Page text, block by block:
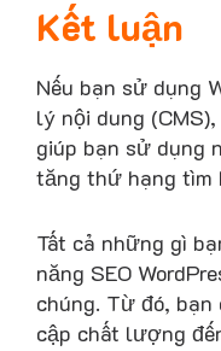
Kết luận
Nếu bạn sử dụng
lý nội dung
giúp bạn sử dụng
tăng thứ hạng tìm
Tất cả những gì
năng SEO
chúng. Từ đó,
cập chất lượng